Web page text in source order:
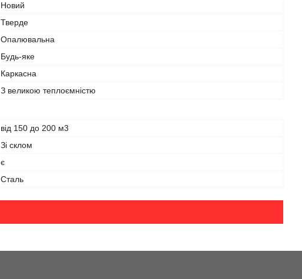
Новий
Тверде
Опалювальна
Будь-яке
Каркасна
З великою теплоємністю
від 150 до 200 м3
Зі склом
є
Сталь